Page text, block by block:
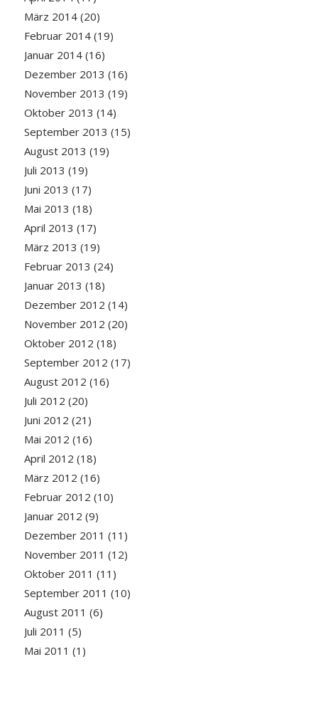
März 2014(20)
Februar 2014(19)
Januar 2014(16)
Dezember 2013 (16)
November 2013 (19)
Oktober 2013 (14)
September 2013 (15)
August 2013 (19)
Juli 2013 (19)
Juni 2013 (17)
Mai 2013 (18)
April 2013 (17)
März 2013 (19)
Februar 2013 (24)
Januar 2013 (18)
Dezember 2012 (14)
November 2012 (20)
Oktober 2012 (18)
September 2012 (17)
August 2012 (16)
Juli 2012 (20)
Juni 2012 (21)
Mai 2012 (16)
April 2012 (18)
März 2012 (16)
Februar 2012 (10)
Januar 2012 (9)
Dezember 2011 (11)
November 2011 (12)
Oktober 2011 (11)
September 2011 (10)
August 2011 (6)
Juli 2011 (5)
Mai 2011 (1)